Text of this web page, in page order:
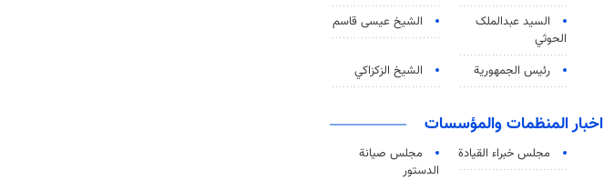
السید عبدالملک
الحوثي
الشيخ عيسى قاسم
رئيس الجمهورية الشيخ الزكزاكي
اخبار المنظمات والمؤسسات
مجلس خبراء القيادة
مجلس صيانة
الدستور